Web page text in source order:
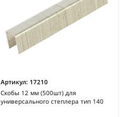
Артикул: 17210
Скобы 12 мм (500шт) для
универсального степлера тип 140